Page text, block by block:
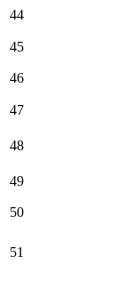
44
45
46
47
48
49
50
51